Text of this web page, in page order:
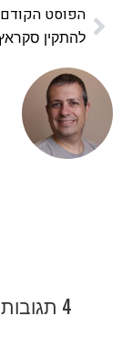
הפוסט הקודם
4 תגובות